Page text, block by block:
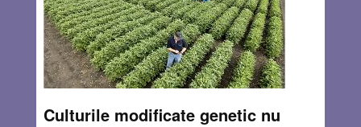
“Bun, și știi ceva? ”
” Sigur! ”
” Ia să văd ce știi! “
Read more…
MAY 26, 2016 0 COMMENTS
Culturile modificate genetic nu